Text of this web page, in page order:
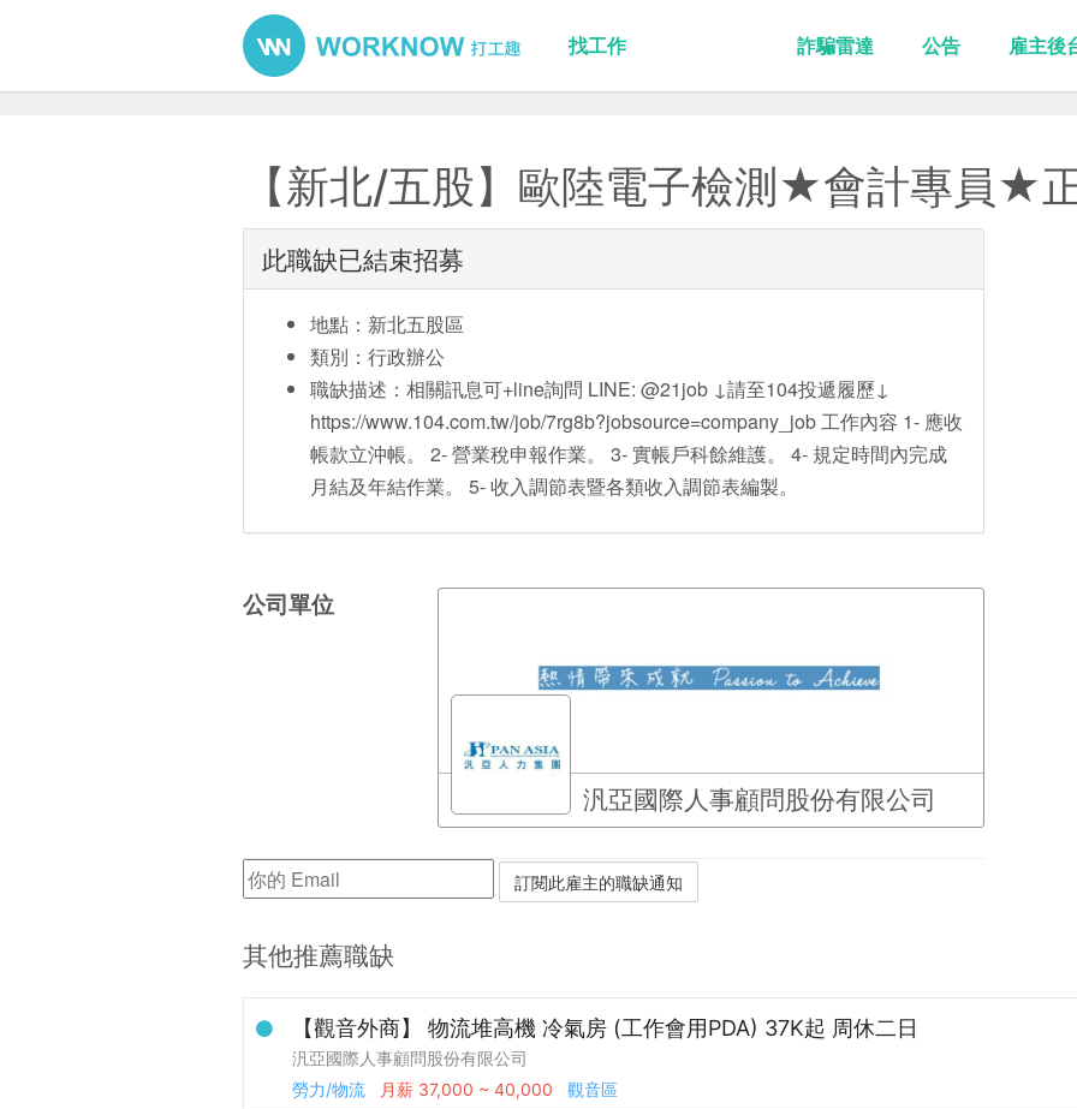
找工作 詐騙雷達 公告 雇主後
【新北/五股】歐陸電子檢測★會計專員★
此職缺已結束招募
地點：新北五股區
類別：行政辦公
職缺描述：相關訊息可+line詢問 LINE: @21job ↓請至104投遞履歷↓
https://www.104.com.tw/job/7rg8b?jobsource=company_job 工作內容 1- 應收
帳款立沖帳。 2- 營業稅申報作業。 3- 實帳戶科餘維護。 4- 規定時間內完成
月結及年結作業。 5- 收入調節表暨各類收入調節表編製。
公司單位
汎亞國際人事顧問股份有限公司
其他推薦職缺
【觀音外商】 物流堆高機 冷氣房 (工作會用PDA) 37K起 周休二日
汎亞國際人事顧問股份有限公司
勞力/物流
月薪 37,000 ~ 40,000 觀音區